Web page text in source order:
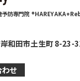
予防専門院
和田市土生町 8-23-
わせ